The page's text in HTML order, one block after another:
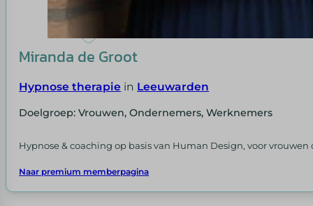
Miranda de Groot
Hypnose therapie in Leeuwarden
Doelgroep: Vrouwen, Ondernemers, Werknemers
Hypnose & coaching op basis van Human Design, voor
Naar premium memberpagina